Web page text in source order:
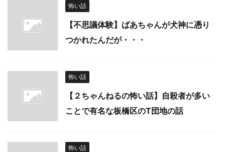
怖い話
【不思議体験】ばあちゃんが犬神に憑り
つかれたんだが・・・
怖い話
【２ちゃんねるの怖い話】自殺者が多い
ことで有名な板橋区のT団地の話
怖い話